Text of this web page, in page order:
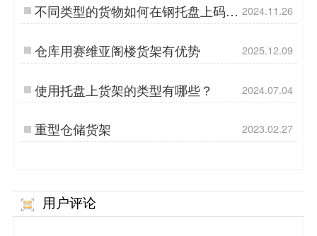
不同类型的货物如何在钢托盘上码
垛？
2024.11.26
仓库用赛维亚阁楼货架有优势 2025.12.09
使用托盘上货架的类型有哪些？ 2024.07.04
重型仓储货架 2023.02.27
用户评论